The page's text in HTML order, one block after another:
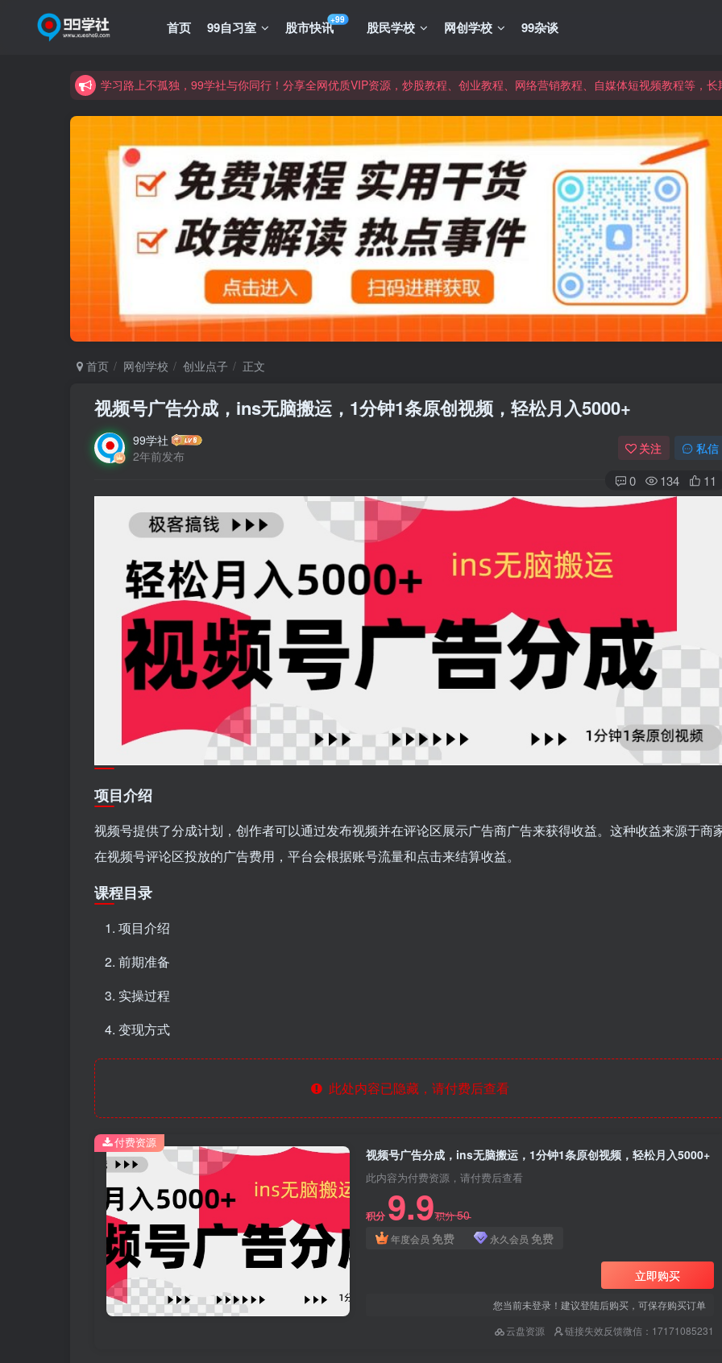
首页 99自习室 股市快讯+99 股民学校 网创学校 99杂谈
学习路上不孤独，99学社与你同行！分享全网优质VIP资源，炒股教程、创业教程、网络营销教程、自媒体短视频教程等，
学习路上不孤独，99学社与你同行！分享全网优质VIP资源，炒股教程、创业教程、网络营销教程、自媒体短视频教程等，
首页 网创学校 创业点子 正文
视频号广告分成，ins无脑搬运，1分钟1条原创视频，轻松月入5000+
99学社
2年前发布
关注 私信
0 134 11
项目介绍
视频号提供了分成计划，创作者可以通过发布视频并在评论区展示广告商广告来获得收益。这种收益来源于商
在视频号评论区投放的广告费用，平台会根据账号流量和点击来结算收益。
课程目录
项目介绍
前期准备
实操过程
变现方式
此处内容已隐藏，请付费后查看
视频号广告分成，ins无脑搬运，1分钟1条原创视频，轻松月入5000+
此内容为付费资源，请付费后查看
积分 9.9积分50
年度会员 免费 永久会员 免费
立即购买
您当前未登录！建议登陆后购买，可保存购买订单
云盘资源
链接失效反馈微信：17171085231
付费资源